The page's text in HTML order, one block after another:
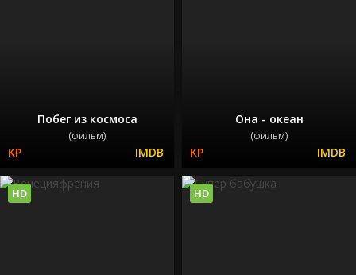
Побег из космоса
(фильм)
Она - океан
(фильм)
HD HD